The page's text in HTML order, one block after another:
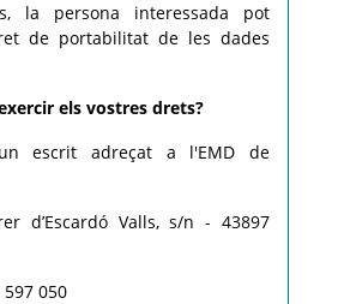
la persona interessada pot
de portabilitat de les dades
els vostres drets?
escrit adreçat a l'EMD de
d’Escardó Valls, s/n - 43897
597 050